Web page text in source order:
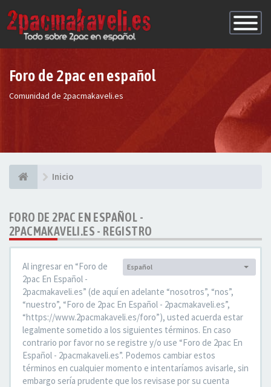
de
Foro de 2pac en español
Comunidad de 2pacmakaveli.es
Inicio
FORO DE 2PAC EN ESPAÑOL -
2PACMAKAVELI.ES - REGISTRO
Idioma:
Español
Al ingresar en “Foro de
2pac En Español -
2pacmakaveli.es” (de aquí en adelante “nosotros”, “nos”,
“nuestro”, “Foro de 2pac En Español - 2pacmakaveli.es”,
“https://www.2pacmakaveli.es/foro”), usted acuerda estar
legalmente sometido a los siguientes términos. En caso
contrario por favor no se registre y/o use “Foro de 2pac En
Español - 2pacmakaveli.es”. Podemos cambiar estos
términos en cualquier momento e intentaríamos avisarle, sin
embargo sería prudente que los revisase por su cuenta